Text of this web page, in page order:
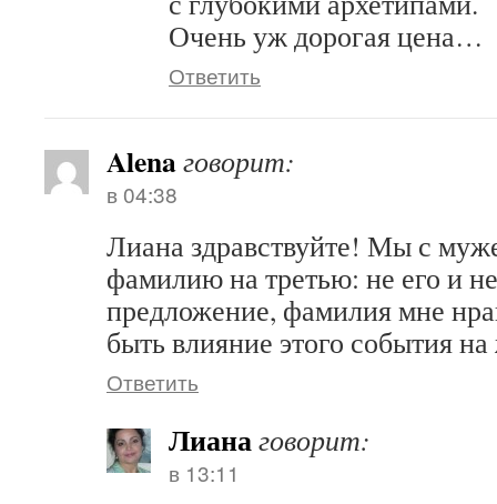
Очень уж дорогая цена…
Ответить
Alenaговорит:
в 04:38
Лиана здравствуйте! Мы с
фамилию на третью: не его и
предложение, фамилия мне
быть влияние этого события
Ответить
Лианаговорит:
в 13:11